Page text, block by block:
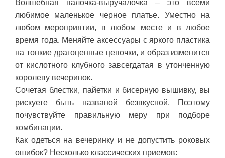
Волшебная палочка-выручалочка – это всеми
любимое маленькое черное платье. Уместно на
любом мероприятии, в любом месте и в любое
время года. Меняйте аксессуары с яркого пластика
на тонкие драгоценные цепочки, и образ изменится
от кислотного клубного завсегдатая в утонченную
королеву вечеринок.
Сочетая блестки, пайетки и бисерную вышивку, вы
рискуете быть названой безвкусной. Поэтому
почувствуйте правильную меру при подборе
комбинации.
Как одеться на вечеринку и не допустить роковых
ошибок? Несколько классических приемов: